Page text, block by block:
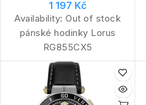
1 197 Kč
Availability: Out of stock
pánské hodinky Lorus
RG855CX5